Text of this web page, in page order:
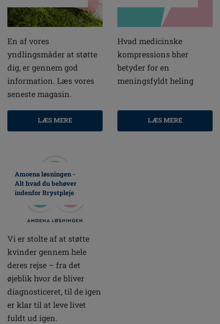
En af vores
yndlingsmåder at støtte
dig, er gennem god
information. Læs vores
seneste magasin.
LÆS MERE
Hvad medicinske
kompressions bher
betyder for en
meningsfyldt heling
LÆS MERE
Amoena løsningen -
Alt hvad du behøver
indenfor Brystpleje
Vi er stolte af at støtte
kvinder gennem hele
deres rejse – fra det
øjeblik hvor de bliver
diagnosticeret, til de igen
er klar til at leve livet
fuldt ud igen.